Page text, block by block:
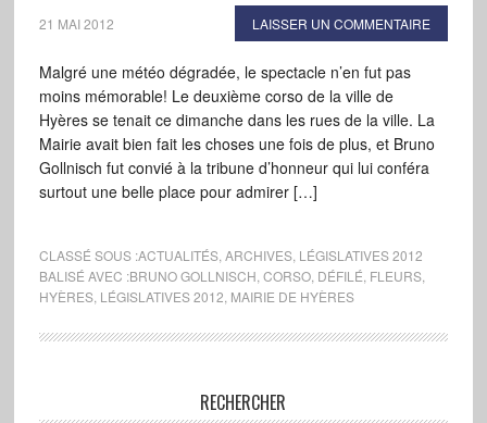
21 MAI 2012 LAISSER UN COMMENTAIRE
Malgré une météo dégradée, le spectacle n’en fut pas
moins mémorable! Le deuxième corso de la ville de
Hyères se tenait ce dimanche dans les rues de la ville. La
Mairie avait bien fait les choses une fois de plus, et Bruno
Gollnisch fut convié à la tribune d’honneur qui lui conféra
surtout une belle place pour admirer […]
CLASSÉ SOUS :ACTUALITÉS, ARCHIVES, LÉGISLATIVES 2012
BALISÉ AVEC :BRUNO GOLLNISCH CORSO, DÉFILÉ FLEURS,
HYÈRES, LÉGISLATIVES 2012 MAIRIE DE HYÈRES
RECHERCHER